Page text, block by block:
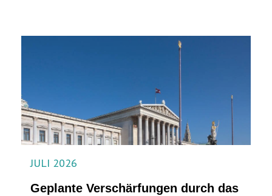
JULI 2026
Geplante Verschärfungen durch das